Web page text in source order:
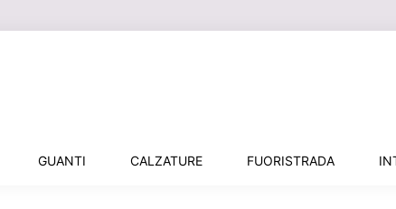
GUANTI CALZATURE FUORISTRADA